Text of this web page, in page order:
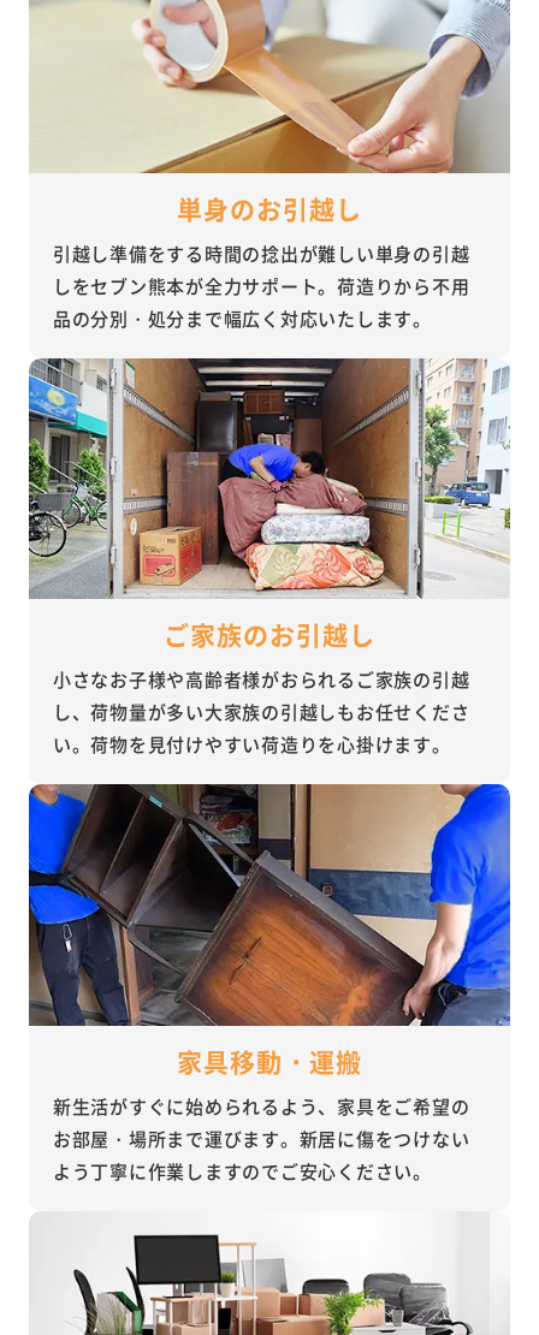
単身のお引越し
引越し準備をする時間の捻出が難しい単身の引越
しをセブン熊本が全力サポート。荷造りから不用
品の分別・処分まで幅広く対応いたします。
ご家族のお引越し
小さなお子様や高齢者様がおられるご家族の引越
し、荷物量が多い大家族の引越しもお任せくださ
い。荷物を見付けやすい荷造りを心掛けます。
家具移動・運搬
新生活がすぐに始められるよう、家具をご希望の
お部屋・場所まで運びます。新居に傷をつけない
よう丁寧に作業しますのでご安心ください。